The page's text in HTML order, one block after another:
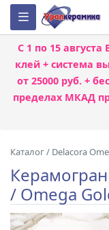
С 1 по 15 августа
клей + система
от 25000 руб. +
пределах МКАД
Каталог/ Delacora
/ Omega